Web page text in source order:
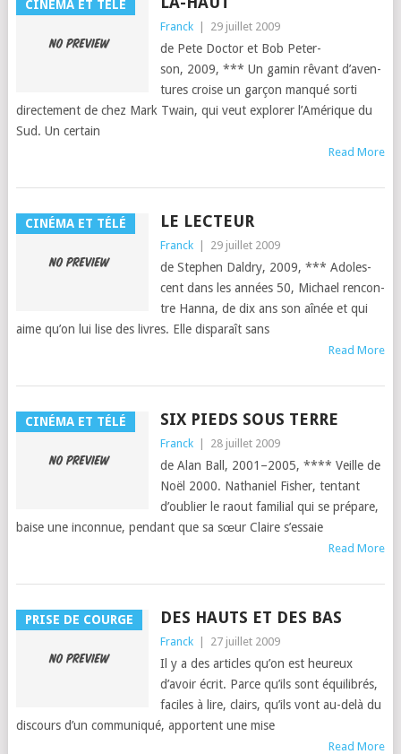
CINÉMA ET TÉLÉ
Franck 29 juillet 2009
de Pete Doc­tor et Bob Peter­
son, 2009, *** Un gamin rêvant d’aven­
tures croise un garçon man­qué sor­ti
directe­ment de chez Mark Twain, qui veut explor­er l’Amérique du
Sud. Un cer­tain
Read More
CINÉMA ET TÉLÉ LE LECTEUR
Franck 29 juillet 2009
de Stephen Daldry, 2009, *** Ado­les­
cent dans les années 50, Michael ren­con­
tre Han­na, de dix ans son aînée et qui
aime qu’on lui lise des livres. Elle dis­paraît sans
Read More
CINÉMA ET TÉLÉ SIX PIEDS SOUS TERRE
Franck 28 juillet 2009
de Alan Ball, 2001–2005, **** Veille de
Noël 2000. Nathaniel Fish­er, ten­tant
d’ou­bli­er le raout famil­ial qui se pré­pare,
baise une incon­nue, pen­dant que sa sœur Claire s’es­saie
Read More
PRISE DE COURGE DES HAUTS ET DES BAS
Franck 27 juillet 2009
Il y a des arti­cles qu’on est heureux
d’avoir écrit. Parce qu’ils sont équili­brés,
faciles à lire, clairs, qu’ils vont au-delà du
dis­cours d’un com­mu­niqué, appor­tent une mise
Read More